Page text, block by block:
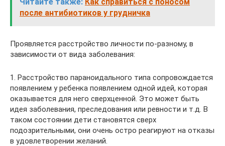
после антибиотиков у грудничка
Проявляется расстройство личности по-разному, в
зависимости от вида заболевания:
1. Расстройство параноидального типа сопровождается
появлением у ребенка появлением одной идей, которая
оказывается для него сверхценной. Это может быть
идея заболевания, преследования или ревности и т.д. В
таком состоянии дети становятся сверх
подозрительными, они очень остро реагируют на отказы
в удовлетворении желаний.